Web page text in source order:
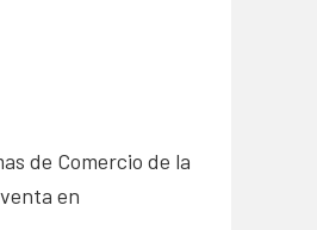
de Comercio de la
en